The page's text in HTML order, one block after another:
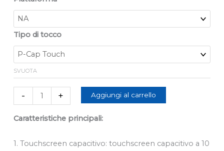
Tipo di tocco
SVUOTA
-
Monitor
quantità
+ Aggiungi al carrello
Caratteristiche principali:
1. Touchscreen capacitivo: touchscreen capacitivo a 10